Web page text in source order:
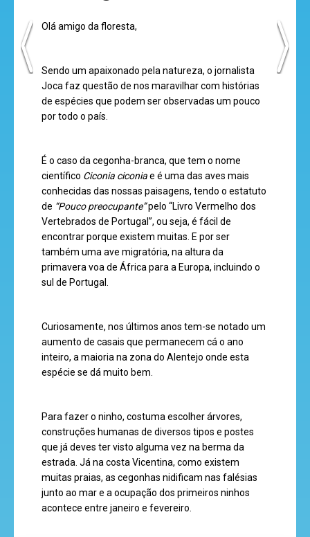
desenhos
mega
jogos
super
recebe
a
hora
do
recreio
Olá amigo da floresta,
Sendo um apaixonado pela natureza, o jornalista
Joca faz questão de nos maravilhar com histórias
de espécies que podem ser observadas um pouco
por todo o país.
É o caso da cegonha-branca, que tem o nome
científico Ciconia ciconiae é uma das aves mais
conhecidas das nossas paisagens, tendo o estatuto
de “Pouco preocupante”pelo “Livro Vermelho dos
Vertebrados de Portugal”, ou seja, é fácil de
encontrar porque existem muitas. E por ser
também uma ave migratória, na altura da
primavera voa de África para a Europa, incluindo o
sul de Portugal.
Curiosamente, nos últimos anos tem-se notado um
aumento de casais que permanecem cá o ano
inteiro, a maioria na zona do Alentejo onde esta
espécie se dá muito bem.
Para fazer o ninho, costuma escolher árvores,
construções humanas de diversos tipos e postes
que já deves ter visto alguma vez na berma da
estrada. Já na costa Vicentina, como existem
muitas praias, as cegonhas nidificam nas falésias
junto ao mar e a ocupação dos primeiros ninhos
acontece entre janeiro e fevereiro.